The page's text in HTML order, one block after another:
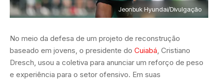
Jeonbuk Hyundai/Divulgação
No meio da defesa de um projeto de reconstrução
baseado em jovens, o presidente do Cuiabá, Cristiano
Dresch, usou a coletiva para anunciar um reforço de peso
e experiência para o setor ofensivo. Em suas